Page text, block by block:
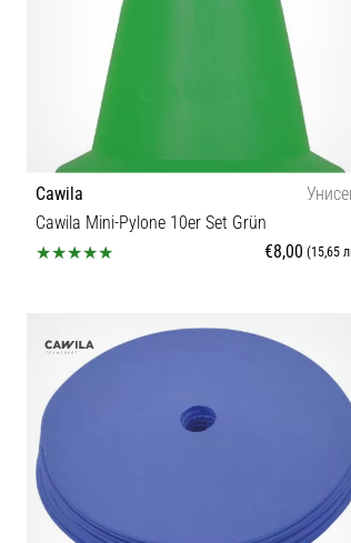
Cawila
Cawila Mini-Pylone 10er Set Grün
€8,00 (15,65
OS